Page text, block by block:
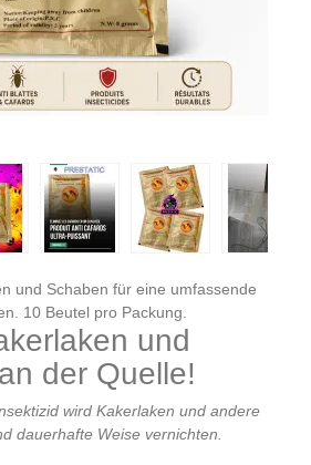
und Schaben für eine umfassende
10 Beutel pro Packung.
und
der Quelle!
wird Kakerlaken und andere
dauerhafte Weise vernichten.